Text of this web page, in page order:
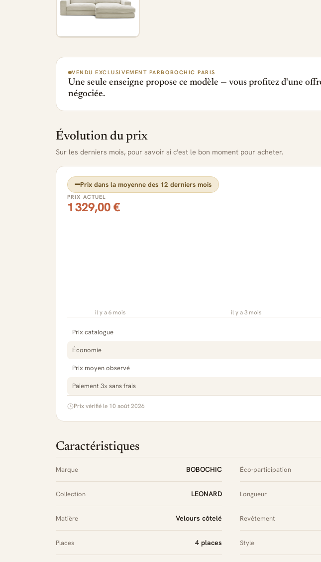
VENDU EXCLUSIVEMENT PARBOBOCHIC PARIS
Une seule enseigne propose ce modèle — vous profitez d'une
négociée.
Évolution du prix
Sur les derniers mois, pour savoir si c'est le bon moment pour acheter.
➖Prix dans la moyenne des 12 derniers mois
PRIX ACTUEL
1 329,00 €
il y a 6 mois il y a 3 mois
Prix catalogue
Économie
Prix moyen observé
Paiement 3× sans frais
Prix vérifié le 10 août 2026
Caractéristiques
Marque BOBOCHIC
Collection LEONARD
Matière Velours côtelé
Places 4 places
Éco-participation
Longueur
Revêtement
Style